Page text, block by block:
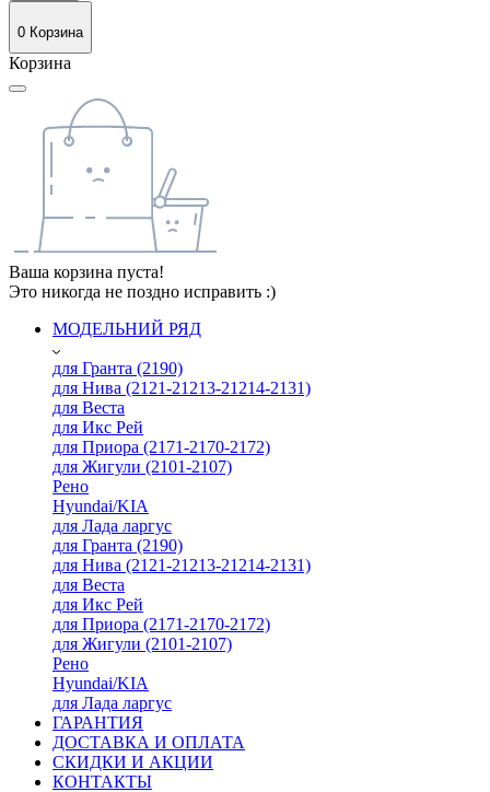
0 Корзина
Корзина
Ваша корзина пуста!
Это никогда не поздно исправить :)
МОДЕЛЬНИЙ РЯД
для Гранта (2190)
для Нива (2121-21213-21214-2131)
для Веста
для Икс Рей
для Приора (2171-2170-2172)
для Жигули (2101-2107)
Рено
Hyundai/KIA
для Лада ларгус
для Гранта (2190)
для Нива (2121-21213-21214-2131)
для Веста
для Икс Рей
для Приора (2171-2170-2172)
для Жигули (2101-2107)
Рено
Hyundai/KIA
для Лада ларгус
ГАРАНТИЯ
ДОСТАВКА И ОПЛАТА
СКИДКИ И АКЦИИ
КОНТАКТЫ